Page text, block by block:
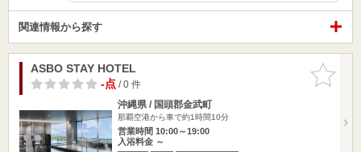
関連情報から探す
お気に入
りに追加
ASBO STAY HOTEL
-点/ 0 件
沖縄県 / 国頭郡金武町
那覇空港から車で約1時間10分
営業時間 10:00～19:00
入浴料金 ～